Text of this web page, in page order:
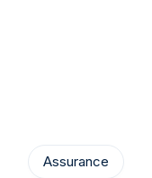
Assurance